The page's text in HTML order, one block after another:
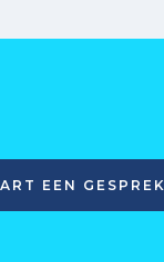
EEN GESPREK